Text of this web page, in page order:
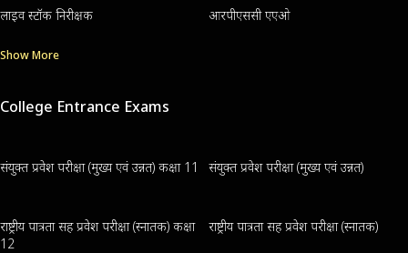
लाइव स्टॉक निरीक्षक आरपीएससी एएओ
Show More
College Entrance Exams
संयुक्त प्रवेश परीक्षा (मुख्य एवं उन्नत) कक्षा 11 संयुक्त प्रवेश परीक्षा (मुख्य एवं उन्नत)
राष्ट्रीय पात्रता सह प्रवेश परीक्षा (स्नातक) कक्षा
12
राष्ट्रीय पात्रता सह प्रवेश परीक्षा (स्नातक)